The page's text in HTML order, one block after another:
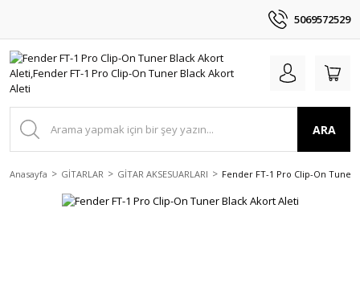
5069572529
ARA
Anasayfa GİTARLAR GİTAR AKSESUARLARI Fender FT-1 Pro Clip-On Tuner